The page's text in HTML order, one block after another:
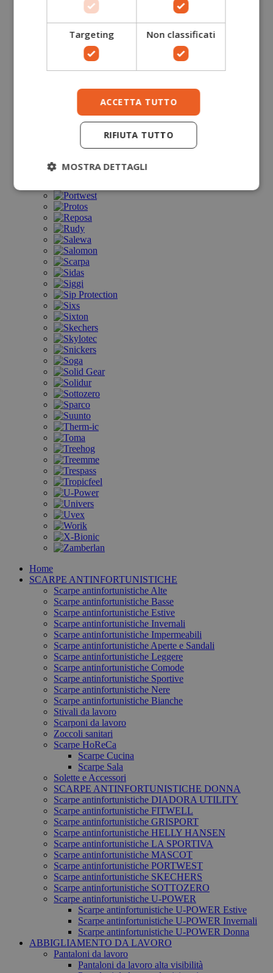
Home
SCARPE ANTINFORTUNISTICHE
Scarpe antinfortunistiche Alte
Scarpe antinfortunistiche Basse
Scarpe antinfortunistiche Estive
Scarpe antinfortunistiche Invernali
Scarpe antinfortunistiche Impermeabili
Scarpe antinfortunistiche Aperte e Sandali
Scarpe antinfortunistiche Leggere
Scarpe antinfortunistiche Comode
Scarpe antinfortunistiche Sportive
Scarpe antinfortunistiche Nere
Scarpe antinfortunistiche Bianche
Stivali da lavoro
Scarponi da lavoro
Zoccoli sanitari
Scarpe HoReCa
Scarpe Cucina
Scarpe Sala
Solette e Accessori
SCARPE ANTINFORTUNISTICHE DONNA
Scarpe antinfortunistiche DIADORA UTILITY
Scarpe antinfortunistiche FITWELL
Scarpe antinfortunistiche GRISPORT
Scarpe antinfortunistiche HELLY HANSEN
Scarpe antinfortunistiche LA SPORTIVA
Scarpe antinfortunistiche MASCOT
Scarpe antinfortunistiche PORTWEST
Scarpe antinfortunistiche SKECHERS
Scarpe antinfortunistiche SOTTOZERO
Scarpe antinfortunistiche U-POWER
Scarpe antinfortunistiche U-POWER Estive
Scarpe antinfortunistiche U-POWER Invernali
Scarpe antinfortunistiche U-POWER Donna
ABBIGLIAMENTO DA LAVORO
Pantaloni da lavoro
Pantaloni da lavoro alta visibilità
Targeting Non classificati
ACCETTA TUTTO
RIFIUTA TUTTO
MOSTRA DETTAGLI